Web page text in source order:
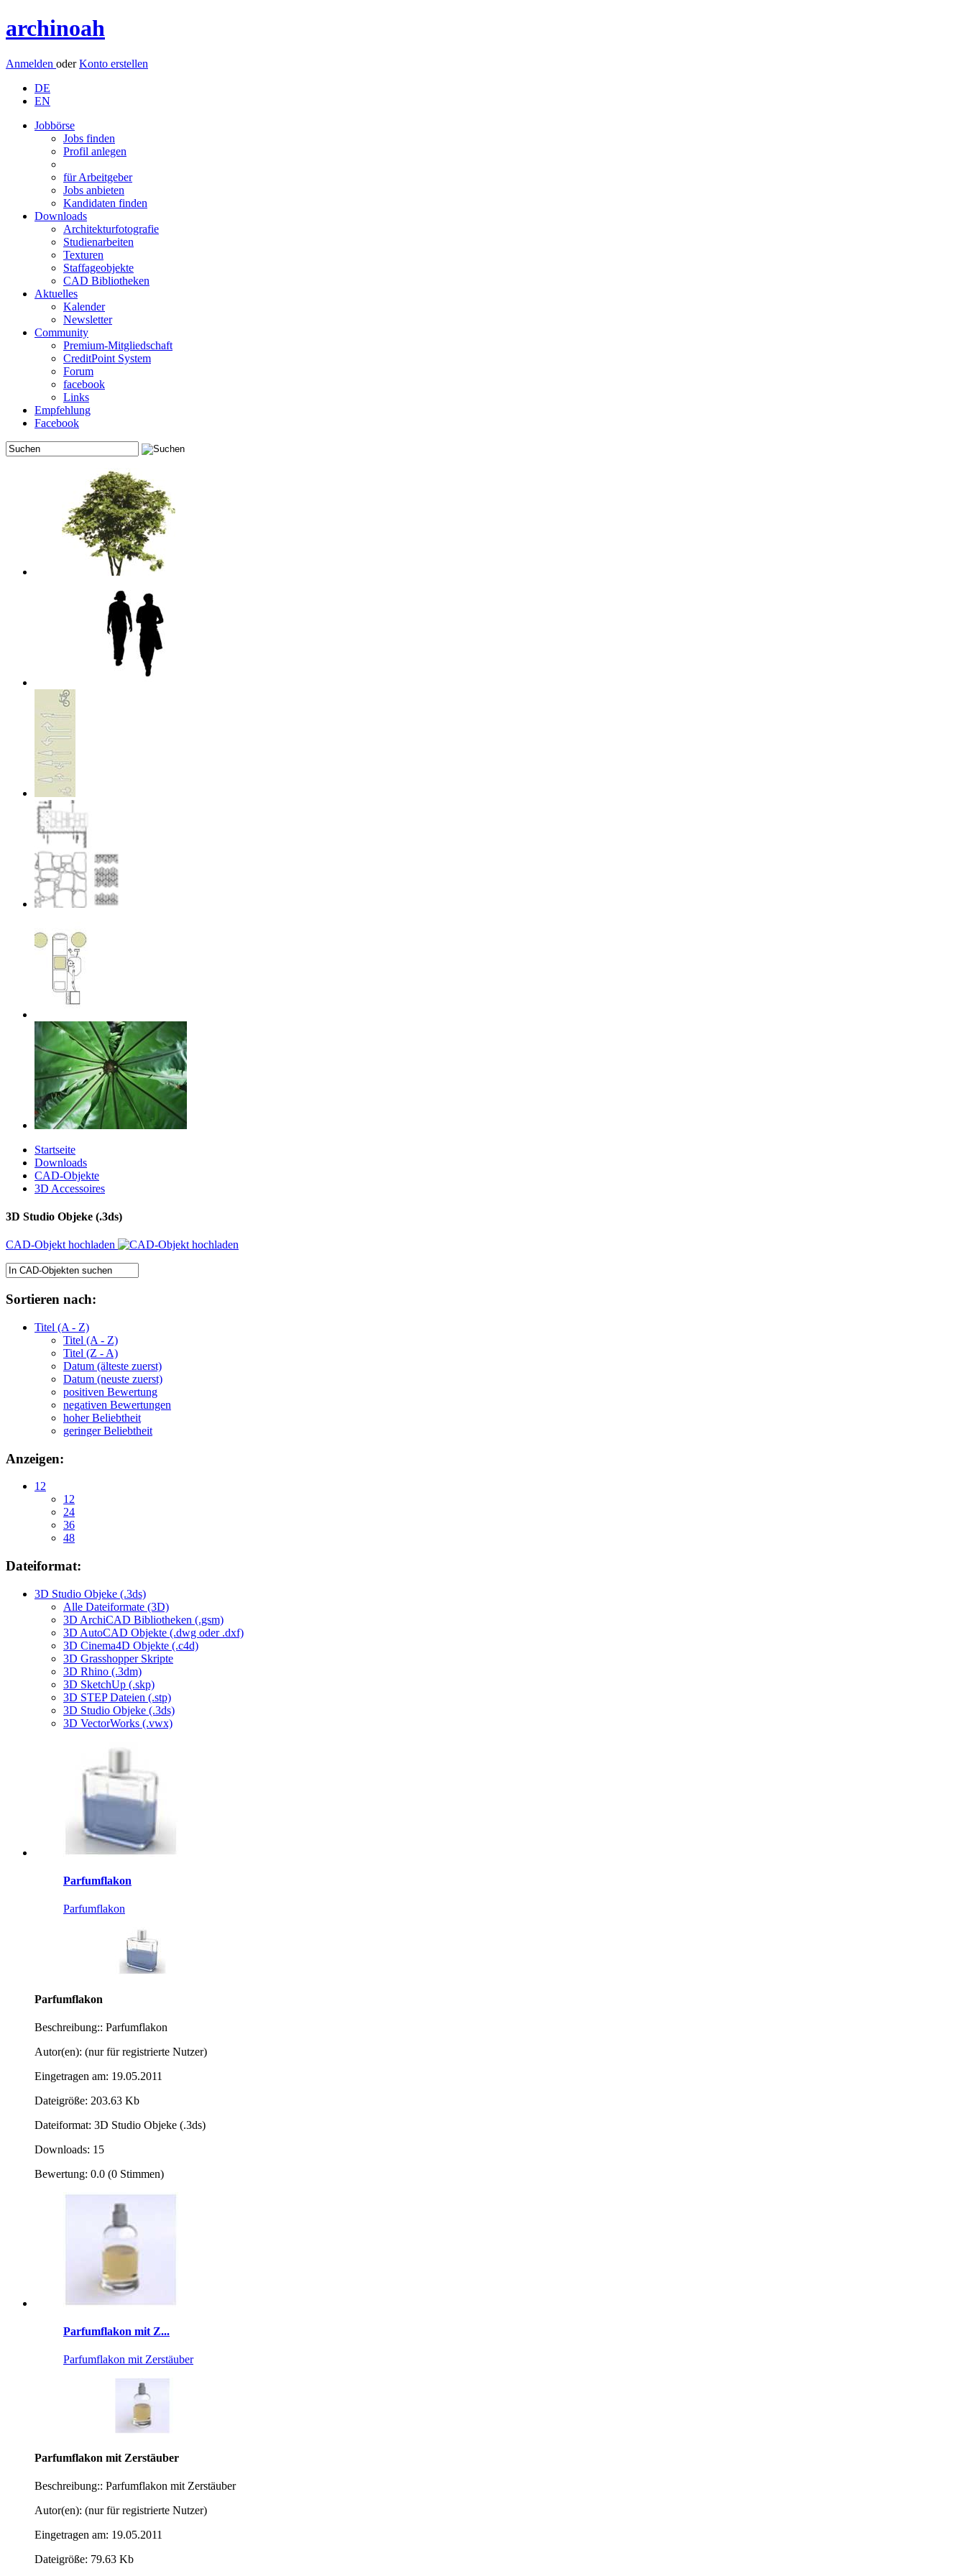
archinoah
Anmelden oderKonto erstellen
DE
EN
Jobbörse
Jobs finden
Profil anlegen
für Arbeitgeber
Jobs anbieten
Kandidaten finden
Downloads
Architekturfotografie
Studienarbeiten
Texturen
Staffageobjekte
CAD Bibliotheken
Aktuelles
Kalender
Newsletter
Community
Premium-Mitgliedschaft
CreditPoint System
Forum
facebook
Links
Empfehlung
Facebook
Startseite
Downloads
CAD-Objekte
3D Accessoires
3D Studio Objeke (.3ds)
CAD-Objekt hochladen
Sortieren nach:
Titel (A - Z)
Titel (A - Z)
Titel (Z - A)
Datum (älteste zuerst)
Datum (neuste zuerst)
positiven Bewertung
negativen Bewertungen
hoher Beliebtheit
geringer Beliebtheit
Anzeigen:
12
12
24
36
48
Dateiformat:
3D Studio Objeke (.3ds)
Alle Dateiformate (3D)
3D ArchiCAD Bibliotheken (.gsm)
3D AutoCAD Objekte (.dwg oder .dxf)
3D Cinema4D Objekte (.c4d)
3D Grasshopper Skripte
3D Rhino (.3dm)
3D SketchUp (.skp)
3D STEP Dateien (.stp)
3D Studio Objeke (.3ds)
3D VectorWorks (.vwx)
Parfumflakon
Parfumflakon
Parfumflakon
Beschreibung:: Parfumflakon
Autor(en): (nur für registrierte Nutzer)
Eingetragen am: 19.05.2011
Dateigröße: 203.63 Kb
Dateiformat: 3D Studio Objeke (.3ds)
Downloads: 15
Bewertung: 0.0 (0 Stimmen)
Parfumflakon mit Z...
Parfumflakon mit Zerstäuber
Parfumflakon mit Zerstäuber
Beschreibung:: Parfumflakon mit Zerstäuber
Autor(en): (nur für registrierte Nutzer)
Eingetragen am: 19.05.2011
Dateigröße: 79.63 Kb